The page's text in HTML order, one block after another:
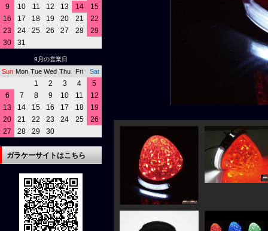
9
10 11 12 13 14
15
16
17 18 19 20 21
22
23
24 25 26 27 28
29
30
31
9月の営業日
Sun Mon Tue Wed Thu Fri Sat
1 2 3 4
5
6
7 8 9 10 11
12
13
14 15 16 17 18
19
20
21 22 23 24 25
26
27
28 29 30
ガラケーサイトはこちら